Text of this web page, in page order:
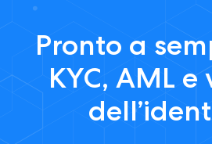
Pronto a
KYC, AML